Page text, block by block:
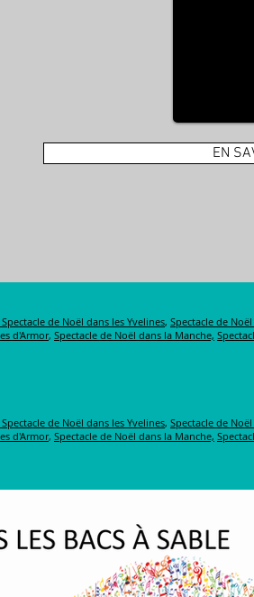
EN
Spectacle de Noël dans les Yvelines, Spectacle de
d'Armor, Spectacle de Noël dans la Manche,
Spectacle de Noël dans les Yvelines, Spectacle de
d'Armor, Spectacle de Noël dans la Manche,